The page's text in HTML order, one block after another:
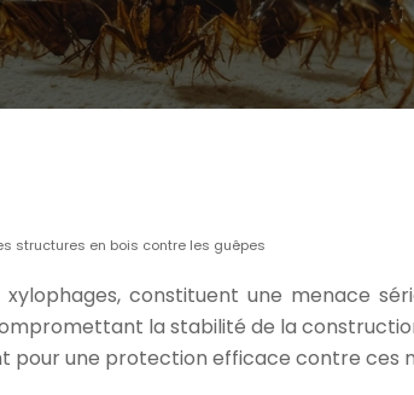
structures en bois contre les guêpes
constituent une menace
la stabilité de la
une protection efficace contre ces